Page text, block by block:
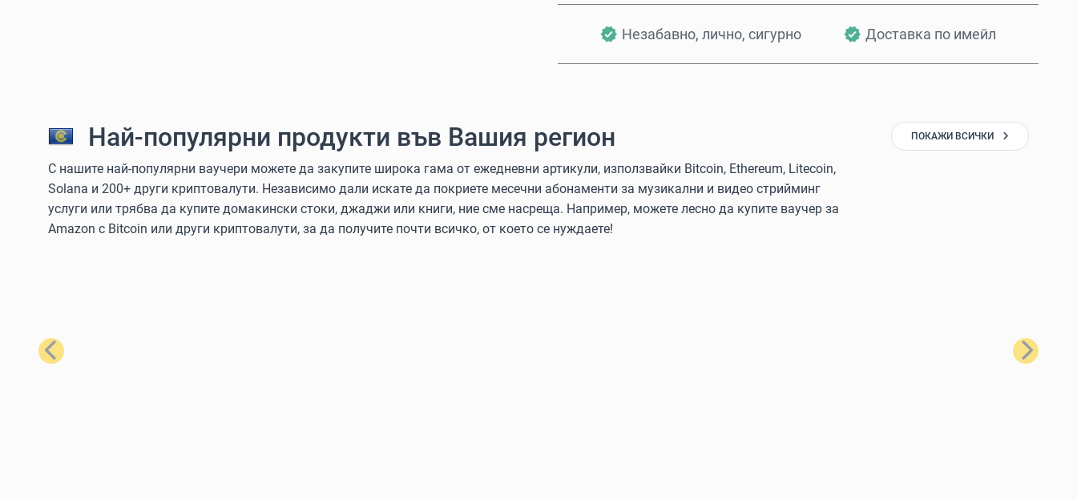
Незабавно, лично, сигурно Доставка по имейл
Най-популярни продукти във Вашия регион
С нашите най-популярни ваучери можете да закупите широка гама от ежедневни артикули, използвайки Bitcoin, Ethereum, Litecoin,
Solana и 200+ други криптовалути. Независимо дали искате да покриете месечни абонаменти за музикални и видео стрийминг
услуги или трябва да купите домакински стоки, джаджи или книги, ние сме насреща. Например, можете лесно да купите ваучер за
Amazon с Bitcoin или други криптовалути, за да получите почти всичко, от което се нуждаете!
ПОКАЖИ ВСИЧКИ
Предишен Следващ